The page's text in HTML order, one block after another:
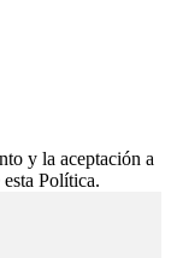
y la aceptación a
Política.